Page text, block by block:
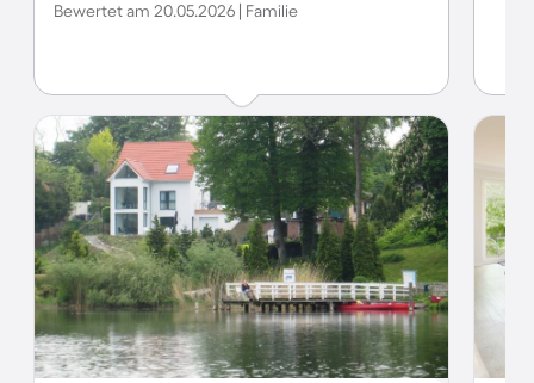
Bewertet am 20.05.2026 | Familie